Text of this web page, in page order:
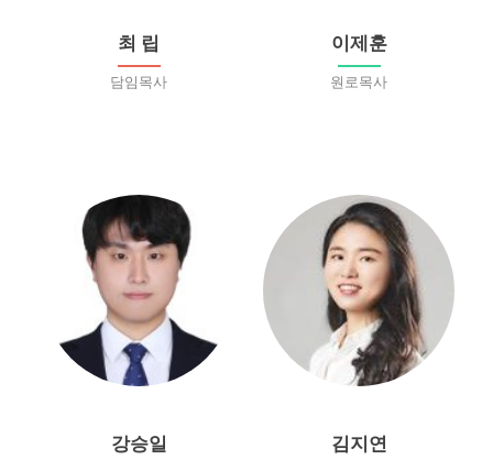
최 립
담임목사
이제훈
원로목사
강승일 김지연